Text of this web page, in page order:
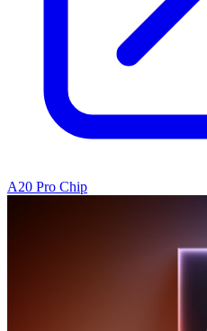
A20 Pro Chip